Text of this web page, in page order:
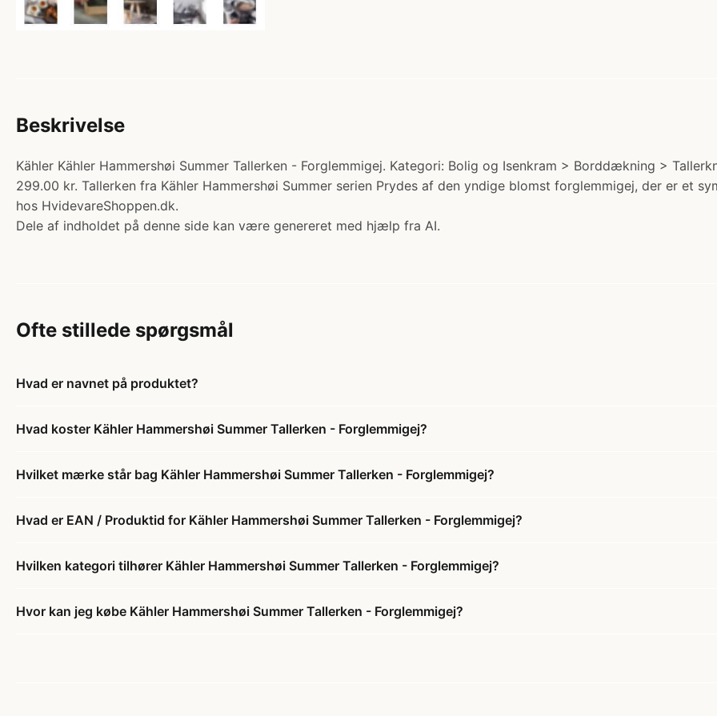
Beskrivelse
Kähler Kähler Hammershøi Summer Tallerken - Forglemmigej. Kategori: Bolig og Isenkram > Borddækning >
299.00 kr. Tallerken fra Kähler Hammershøi Summer serien Prydes af den yndige blomst forglemmigej, der er et
hos HvidevareShoppen.dk.
Dele af indholdet på denne side kan være genereret med hjælp fra AI.
Ofte stillede spørgsmål
Hvad er navnet på produktet?
Hvad koster Kähler Hammershøi Summer Tallerken - Forglemmigej?
Hvilket mærke står bag Kähler Hammershøi Summer Tallerken - Forglemmigej?
Hvad er EAN / Produktid for Kähler Hammershøi Summer Tallerken - Forglemmigej?
Hvilken kategori tilhører Kähler Hammershøi Summer Tallerken - Forglemmigej?
Hvor kan jeg købe Kähler Hammershøi Summer Tallerken - Forglemmigej?